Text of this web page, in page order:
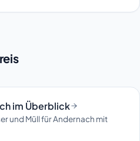
im Überblick
und Müll für Andernach mit